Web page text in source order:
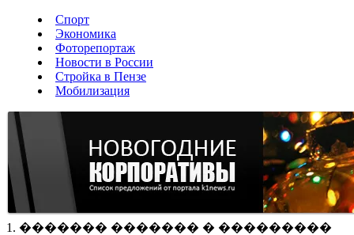
Спорт
Экономика
Фоторепортаж
Новости в России
Стройка в Пензе
Мобилизация
1. ������� ������� � ���������